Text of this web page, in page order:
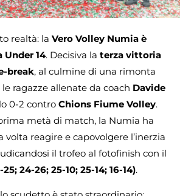
realtà: la Vero Volley Numia è
Under 14. Decisiva la terza vittoria
break, al culmine di una rimonta
ragazze allenate da coach Davide
0-2 contro Chions Fiume Volley.
metà di match, la Numia ha
volta reagire e capovolgere l’inerzia
il trofeo al fotofinish con il
25; 24-26; 25-10; 25-14; 16-14).